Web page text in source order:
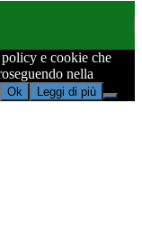
e cookie che
nella
Ok Leggi di più